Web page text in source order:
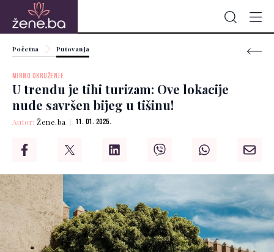
Početna Putovanja
MIRNO OKRUŽENJE
U trendu je tihi turizam: Ove lokacije
nude savršen bijeg u tišinu!
Autor:Žene.ba 11. 01. 2025.